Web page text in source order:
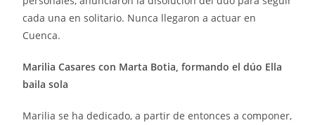
cada una en solitario. Nunca llegaron a actuar en
Cuenca.
Marilia Casares con Marta Botia, formando el dúo Ella
baila sola
Marilia se ha dedicado, a partir de entonces a componer,